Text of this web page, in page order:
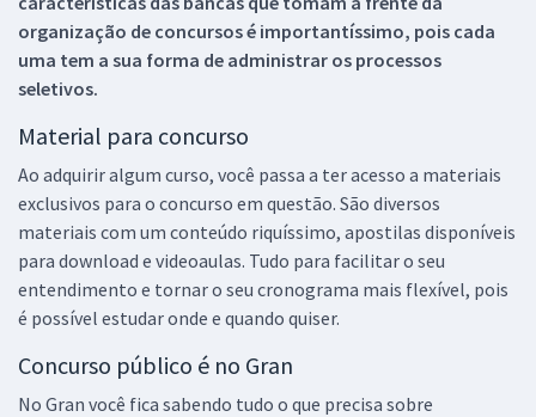
organização de concursos é importantíssimo, pois cada
uma tem a sua forma de administrar os processos
seletivos.
Material para concurso
Ao adquirir algum curso, você passa a ter acesso a materiais
exclusivos para o concurso em questão. São diversos
materiais com um conteúdo riquíssimo, apostilas disponíveis
para download e videoaulas. Tudo para facilitar o seu
entendimento e tornar o seu cronograma mais flexível, pois
é possível estudar onde e quando quiser.
Concurso público é no Gran
No Gran você fica sabendo tudo o que precisa sobre